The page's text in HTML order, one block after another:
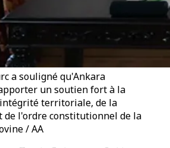
a souligné qu'Ankara
un soutien fort à la
territoriale, de la
de l'ordre constitutionnel de la
/ AA